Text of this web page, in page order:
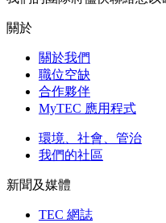
關於
關於我們
職位空缺
合作夥伴
MyTEC 應用程式
環境、社會、管治
我們的社區
新聞及媒體
TEC 網誌